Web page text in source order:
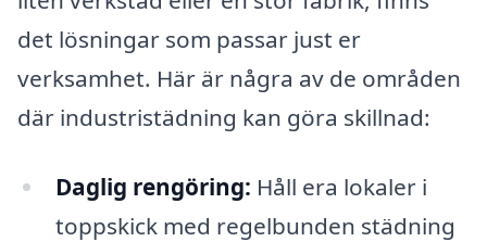
det lösningar som passar just er
verksamhet. Här är några av de områden
där industristädning kan göra skillnad:
Daglig rengöring: Håll era lokaler i
toppskick med regelbunden städning